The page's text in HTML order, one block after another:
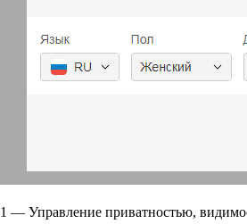
1 — Управление приватностью,